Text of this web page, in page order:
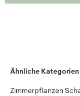
Ähnliche Kategorien
Zimmerpflanzen